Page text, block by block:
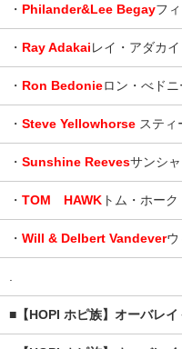
・ Philander&Lee Begayフ
・ Ray Adakaiレイ・アダカイ
・ Ron Bedonieロン・べドニ
・ Steve Yellowhorse スティ
・ Sunshine Reevesサンシ
・ TOM HAWK トム・ホーク
・ Will & Delbert Vandeverウ
■【HOPI ホピ族】オーバレ